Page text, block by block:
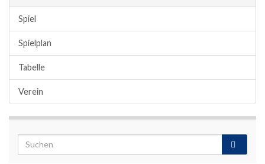
Spiel
Spielplan
Tabelle
Verein